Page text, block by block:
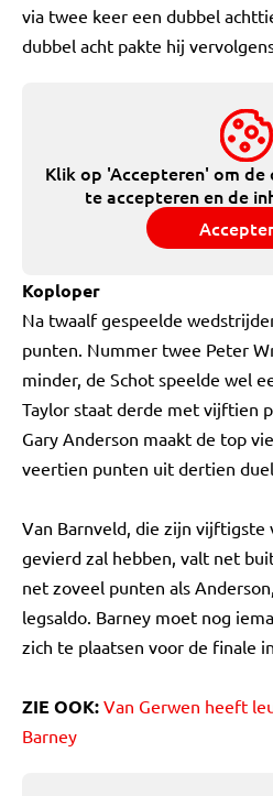
via twee keer een dubbel
dubbel acht pakte hij
Klik op 'Accepteren' om de
te accepteren en de
Koploper
Na twaalf gespeelde
punten. Nummer twee Peter
minder, de Schot speelde wel
Taylor staat derde met vijftien
Gary Anderson maakt de top
veertien punten uit dertien
Van Barnveld, die zijn vijftigste
gevierd zal hebben, valt net
net zoveel punten als
legsaldo. Barney moet nog
zich te plaatsen voor de finale
ZIE OOK: Van Gerwen heeft
Barney